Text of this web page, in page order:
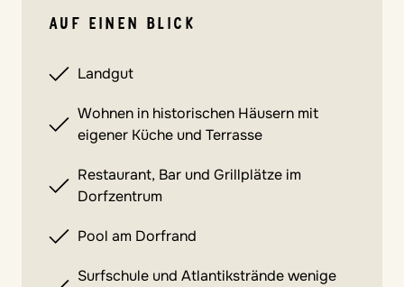
AUF EINEN BLICK
Landgut
Wohnen in historischen Häusern mit
eigener Küche und Terrasse
Restaurant, Bar und Grillplätze im
Dorfzentrum
Pool am Dorfrand
Surfschule und Atlantikstrände wenige